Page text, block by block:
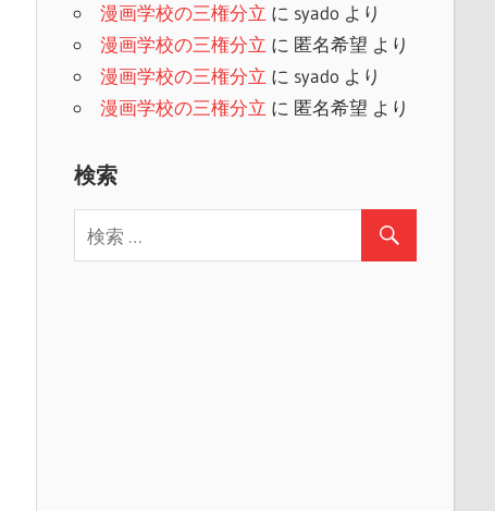
漫画学校の三権分立 に syado より
漫画学校の三権分立 に 匿名希望 より
漫画学校の三権分立 に syado より
漫画学校の三権分立 に 匿名希望 より
検索